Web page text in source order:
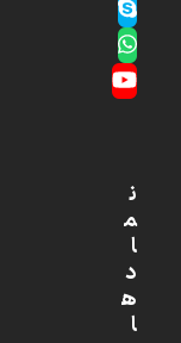
Skype
Whatsapp
YouTube
ن
م
ا
د
ه
ا